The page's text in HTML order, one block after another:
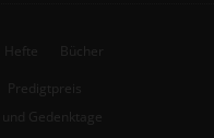
Hefte Bücher
Predigtpreis
und Gedenktage